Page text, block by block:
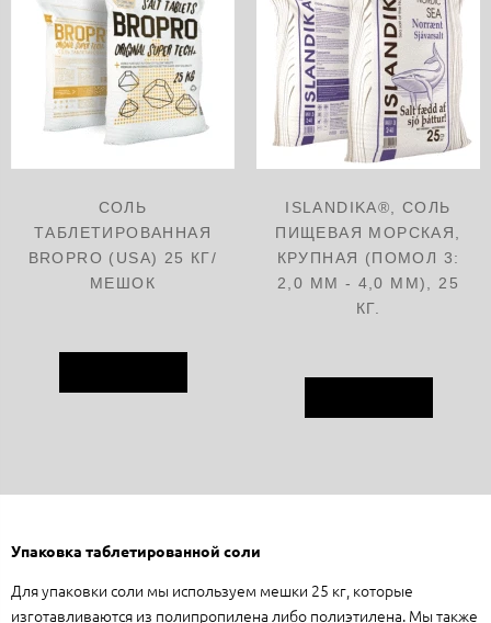
СОЛЬ
ТАБЛЕТИРОВАННАЯ
BROPRO (USA) 25 КГ/
МЕШОК
ISLANDIKA®, СОЛЬ
ПИЩЕВАЯ МОРСКАЯ,
КРУПНАЯ (ПОМОЛ 3:
2,0 ММ - 4,0 ММ), 25
КГ.
Упаковка таблетированной соли
Для упаковки соли мы используем мешки 25 кг, которые
изготавливаются из полипропилена либо полиэтилена. Мы также